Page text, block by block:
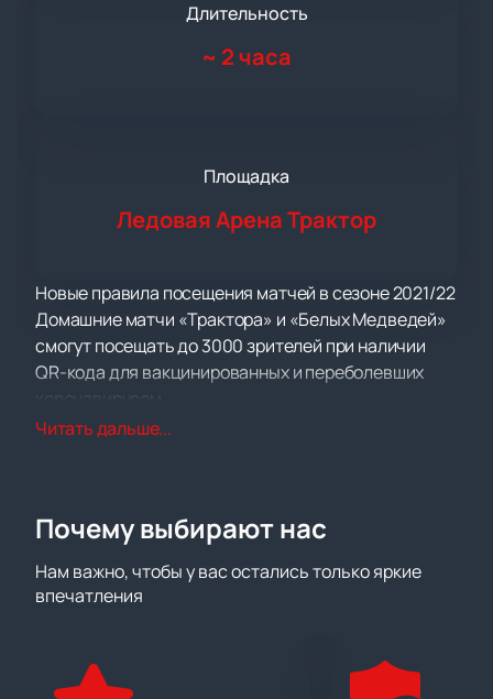
Длительность
~ 2 часа
Площадка
Ледовая Арена Трактор
Новые правила посещения матчей в сезоне 2021/22
Домашние матчи «Трактора» и «Белых Медведей»
смогут посещать до 3000 зрителей при наличии
QR-кода для вакцинированных и переболевших
Решение принято по согласованию с
коронавирусной инфекции
хоккея ждет невероятное событие, ведь с сентября
месяца пройдет серия игр с любимыми командами.
«Трактор» и командой ХК «Сочи». Она пройдёт
ровно в 17:00 по московскому времени на Ледовой
Читать дальше...
Почему выбирают нас
Нам важно, чтобы у вас остались только яркие
впечатления